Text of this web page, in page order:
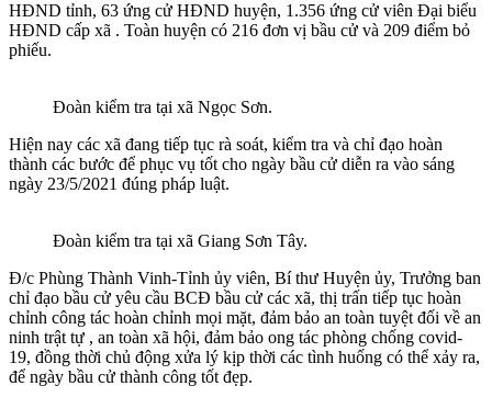
HĐND tỉnh, 63 ứng cử HĐND huyện, 1.356 ứng cử viên Đại biểu
HĐND cấp xã . Toàn huyện có 216 đơn vị bầu cử và 209 điểm bỏ
phiếu.
Đoàn kiểm tra tại xã Ngọc Sơn.
Hiện nay các xã đang tiếp tục rà soát, kiểm tra và chỉ đạo hoàn
thành các bước để phục vụ tốt cho ngày bầu cử diễn ra vào sáng
ngày 23/5/2021 đúng pháp luật.
Đoàn kiểm tra tại xã Giang Sơn Tây.
Đ/c Phùng Thành Vinh-Tỉnh ủy viên, Bí thư Huyện ủy, Trưởng ban
chỉ đạo bầu cử yêu cầu BCĐ bầu cử các xã, thị trấn tiếp tục hoàn
chỉnh công tác hoàn chỉnh mọi mặt, đảm bảo an toàn tuyệt đối về an
ninh trật tự , an toàn xã hội, đảm bảo ong tác phòng chống covid-
19, đồng thời chủ động xửa lý kịp thời các tình huống có thể xảy ra,
để ngày bầu cử thành công tốt đẹp.